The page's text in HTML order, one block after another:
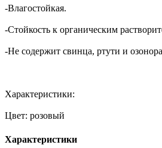
-Влагостойкая.
-Стойкость к органическим
-Не содержит свинца, ртути и
Характеристики:
Цвет: розовый
Характеристики